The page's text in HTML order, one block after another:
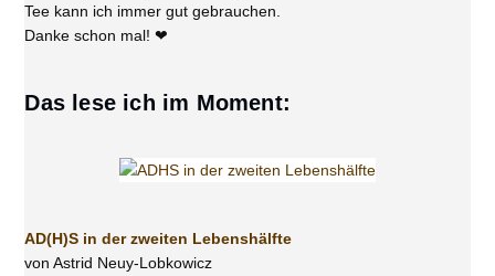
Tee kann ich immer gut gebrauchen.
Danke schon mal! ❤
Das lese ich im Moment:
AD(H)S in der zweiten Lebenshälfte
von Astrid Neuy-Lobkowicz